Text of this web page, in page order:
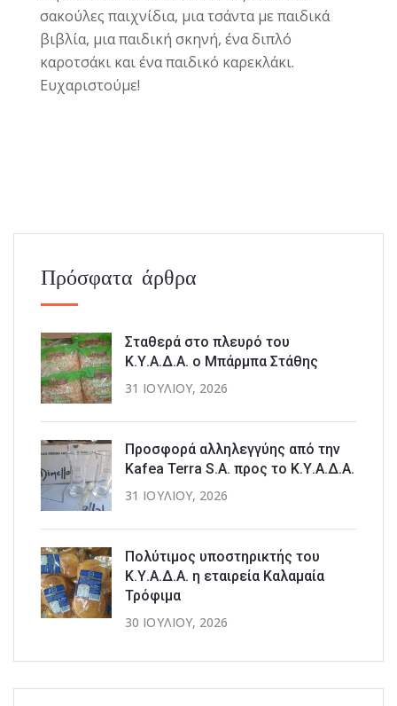
σακούλες παιχνίδια, μια τσάντα με παιδικά
βιβλία, μια παιδική σκηνή, ένα διπλό
καροτσάκι και ένα παιδικό καρεκλάκι.
Ευχαριστούμε!
Πρόσφατα άρθρα
Σταθερά στο πλευρό του
Κ.Υ.Α.Δ.Α. ο Μπάρμπα Στάθης
31 ΙΟΥΛΊΟΥ, 2026
Προσφορά αλληλεγγύης από την
Kafea Terra S.A. προς το Κ.Υ.Α.Δ.Α.
31 ΙΟΥΛΊΟΥ, 2026
Πολύτιμος υποστηρικτής του
Κ.Υ.Α.Δ.Α. η εταιρεία Καλαμαία
Τρόφιμα
30 ΙΟΥΛΊΟΥ, 2026